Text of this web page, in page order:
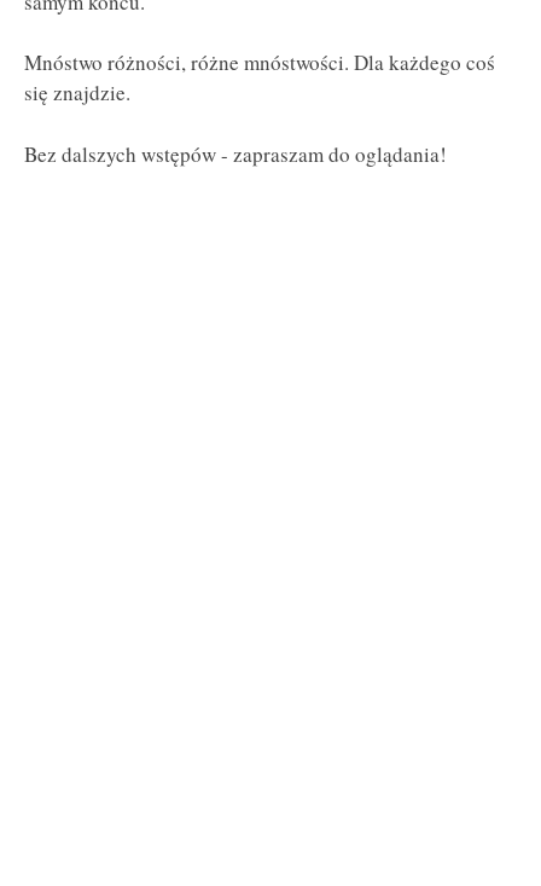
Mnóstwo różności, różne mnóstwości. Dla każdego coś
się znajdzie.
Bez dalszych wstępów - zapraszam do oglądania!